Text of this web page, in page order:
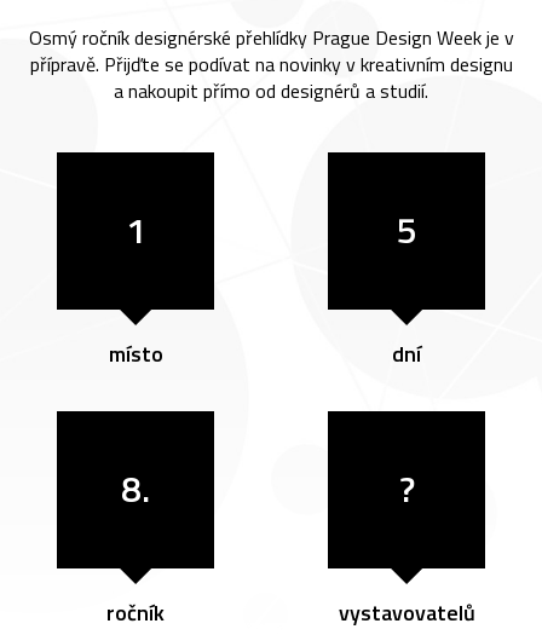
Osmý ročník designérské přehlídky Prague Design Week je v
přípravě. Přijďte se podívat na novinky v kreativním designu
a nakoupit přímo od designérů a studií.
1
místo
5
dní
8.
ročník
?
vystavovatelů